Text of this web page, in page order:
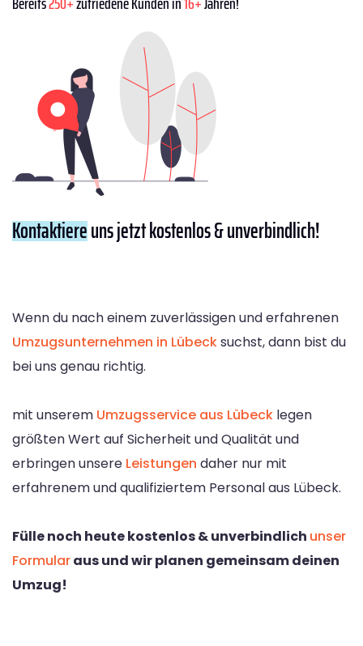
Kontaktiereuns jetzt kostenlos & unverbindlich!
Wenn du nach einem zuverlässigen und erfahrenen
Umzugsunternehmen in Lübecksuchst, dann bist du
bei uns genau richtig.
mit unserem Umzugsservice aus Lübeck legen
größten Wert auf Sicherheit und Qualität und
erbringen unsere Leistungen daher nur mit
erfahrenem und qualifiziertem Personal aus Lübeck.
Fülle noch heute kostenlos & unverbindlich unser
Formularaus und wir planen gemeinsam deinen
Umzug!